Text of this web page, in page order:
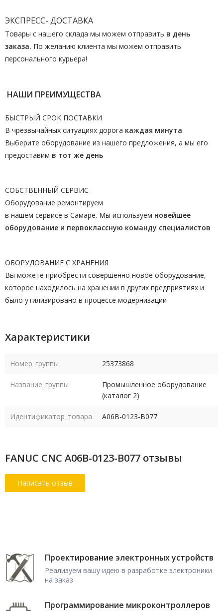
ЭКСПРЕСС- ДОСТАВКА
Товары с нашего склада мы можем отправить в день
заказа. По желанию клиента мы можем отправить
персонального курьера!
НАШИ ПРЕИМУЩЕСТВА
БЫСТРЫЙ СРОК ПОСТАВКИ
В чрезвычайных ситуациях дорога каждая минута.
Выберите оборудование из нашего предложения, а мы его
предоставим в тот же день
СОБСТВЕННЫЙ СЕРВИС
Оборудование ремонтируем
в нашем сервисе в Самаре. Мы используем новейшее
оборудование и первоклассную команду специалистов
ОБОРУДОВАНИЕ С ХРАНЕНИЯ
Вы можете приобрести совершенно новое оборудование,
которое находилось на хранении в других предприятиях и
было утилизировано в процессе модернизации
Характеристики
Номер_группы 25373868
Название_группы
Промышленное оборудование
(каталог 2)
Идентификатор_товара A06B-0123-B077
FANUC CNC A06B-0123-B077 отзывы
Проектирование электронных устройств
Реализуем вашу идею в разработке электроники
на заказ
Программирование микроконтроллеров